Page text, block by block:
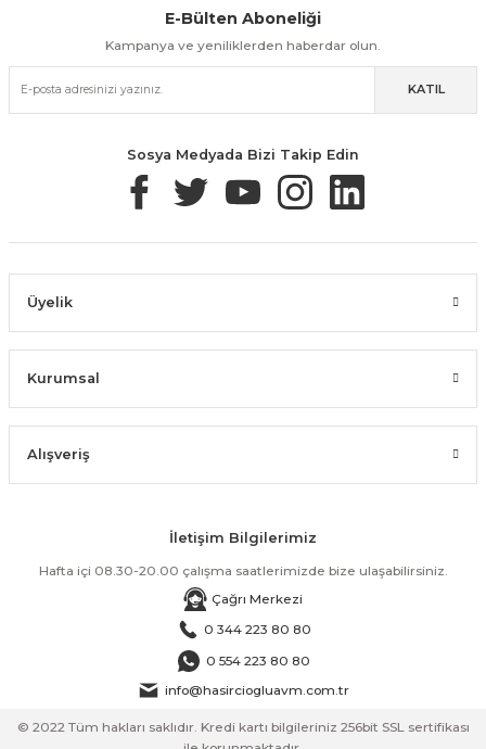
Kolay İade & Değişim Güvenli Alışveriş
Güvenli Paketleme Taksit / Havale İle Alışveriş Kolay İade & Değişim
E-Bülten Aboneliği
Kampanya ve yeniliklerden haberdar olun.
KATIL
Sosya Medyada Bizi Takip Edin
Üyelik
Kurumsal
Alışveriş
İletişim Bilgilerimiz
Hafta içi 08.30-20.00 çalışma saatlerimizde bize ulaşabilirsiniz.
Çağrı Merkezi
0 344 223 80 80
0 554 223 80 80
info@hasirciogluavm.com.tr
© 2022 Tüm hakları saklıdır. Kredi kartı bilgileriniz 256bit SSL sertifikası